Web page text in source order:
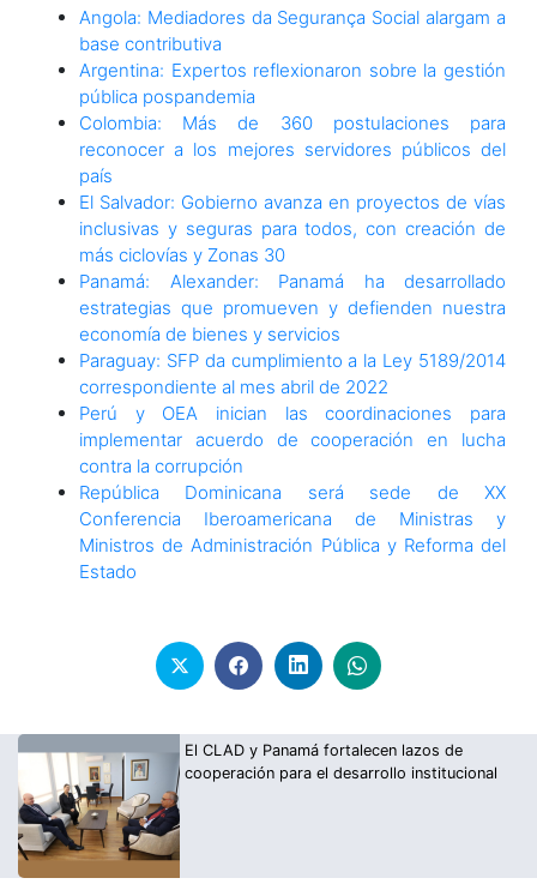
Angola: Mediadores da Segurança Social alargam a
base contributiva
Argentina: Expertos reflexionaron sobre la gestión
pública pospandemia
Colombia: Más de 360 postulaciones para
reconocer a los mejores servidores públicos del
país
El Salvador: Gobierno avanza en proyectos de vías
inclusivas y seguras para todos, con creación de
más ciclovías y Zonas 30
Panamá: Alexander: Panamá ha desarrollado
estrategias que promueven y defienden nuestra
economía de bienes y servicios
Paraguay: SFP da cumplimiento a la Ley 5189/2014
correspondiente al mes abril de 2022
Perú y OEA inician las coordinaciones para
implementar acuerdo de cooperación en lucha
contra la corrupción
República Dominicana será sede de XX
Conferencia Iberoamericana de Ministras y
Ministros de Administración Pública y Reforma del
Estado
El CLAD y Panamá fortalecen lazos de
cooperación para el desarrollo institucional